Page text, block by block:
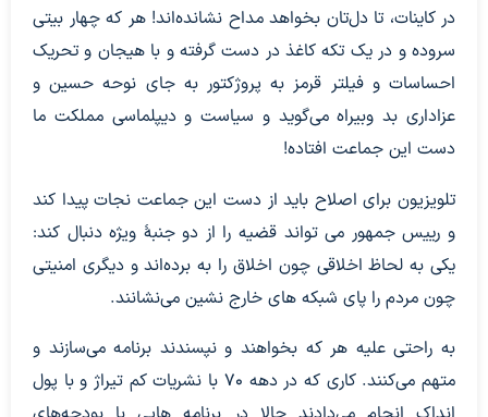
در کاینات، تا دل‌تان بخواهد مداح نشانده‌اند! هر که چهار بیتی
سروده و در یک تکه کاغذ در دست گرفته و با هیجان و تحریک
احساسات و فیلتر قرمز به پروژکتور به جای نوحه حسین و
عزاداری بد وبیراه می‌گوید و سیاست و دیپلماسی مملکت ما
دست این جماعت افتاده!
تلویزیون برای اصلاح باید از دست این جماعت نجات پیدا کند
و رییس جمهور می تواند قضیه را از دو جنبۀ ویژه دنبال کند:
یکی به لحاظ اخلاقی چون اخلاق را به ‌برده‌اند و دیگری امنیتی
چون مردم را پای شبکه های خارج نشین می‌نشانند.
به راحتی علیه هر که بخواهند و نپسندند برنامه می‌سازند و
متهم می‌کنند. کاری که در دهه 70 با نشریات کم تیراژ و با پول